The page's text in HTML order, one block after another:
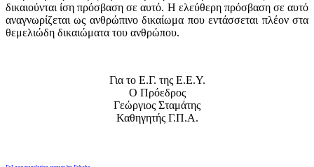
δικαιούνται ίση πρόσβαση σε αυτό. Η ελεύθερη πρόσβαση σε αυτό
αναγνωρίζεται ως ανθρώπινο δικαίωμα που εντάσσεται πλέον στα
θεμελιώδη δικαιώματα του ανθρώπου.
Για το Ε.Γ. της Ε.Ε.Υ.
Ο Πρόεδρος
Γεώργιος Σταμάτης
Καθηγητής Γ.Π.Α.